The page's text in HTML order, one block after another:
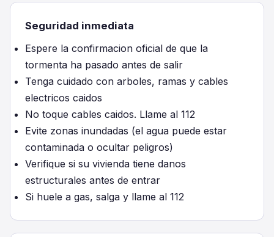
Seguridad inmediata
Espere la confirmacion oficial de que la
tormenta ha pasado antes de salir
Tenga cuidado con arboles, ramas y cables
electricos caidos
No toque cables caidos. Llame al 112
Evite zonas inundadas (el agua puede estar
contaminada o ocultar peligros)
Verifique si su vivienda tiene danos
estructurales antes de entrar
Si huele a gas, salga y llame al 112